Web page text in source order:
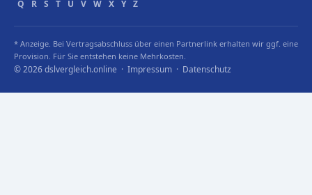
Q R S T U V W X Y Z
* Anzeige. Bei Vertragsabschluss über einen Partnerlink erhalten wir ggf. eine
Provision. Für Sie entstehen keine Mehrkosten.
© 2026 dslvergleich.online · Impressum · Datenschutz